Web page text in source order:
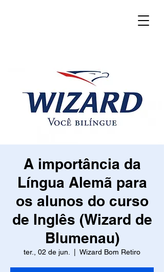
A importância da
Língua Alemã para
os alunos do curso
de Inglês (Wizard de
Blumenau)
ter., 02 de jun. Wizard Bom Retiro